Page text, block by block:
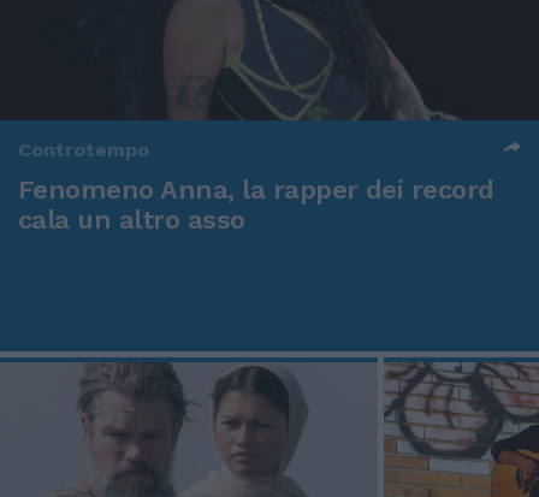
Controtempo
Fenomeno Anna, la rapper dei record
cala un altro asso